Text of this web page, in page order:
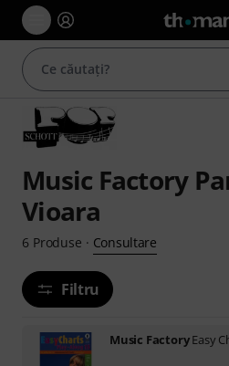
Music Factory
Vioara
6 Produse · Consultare
Filtru
Music FactoryEasy